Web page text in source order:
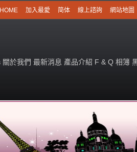
HOME 加入最愛 简体 線上諮詢 網站地圖
關於我們 最新消息 產品介紹 F & Q 相簿